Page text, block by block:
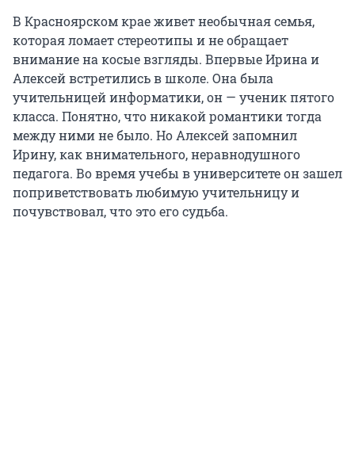
В Красноярском крае живет необычная семья,
которая ломает стереотипы и не обращает
внимание на косые взгляды. Впервые Ирина и
Алексей встретились в школе. Она была
учительницей информатики, он — ученик пятого
класса. Понятно, что никакой романтики тогда
между ними не было. Но Алексей запомнил
Ирину, как внимательного, неравнодушного
педагога. Во время учебы в университете он зашел
поприветствовать любимую учительницу и
почувствовал, что это его судьба.